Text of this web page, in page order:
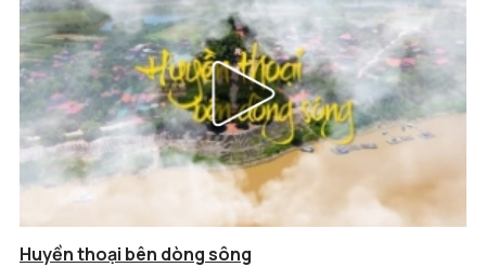
Huyền thoại bên dòng sông